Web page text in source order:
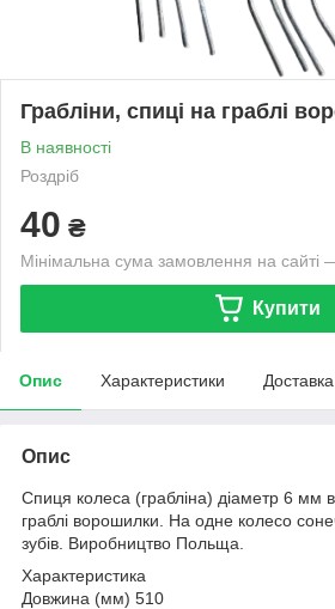
Грабліни, спиці на граблі
В наявності
Роздріб
40 ₴
Мінімальна сума замовлення на сайті
Купити
Опис Характеристики Доставка
Опис
Спиця колеса (грабліна) діаметр 6 мм
граблі ворошилки. На одне колесо
зубів. Виробництво Польща.
Характеристика
Довжина (мм) 510